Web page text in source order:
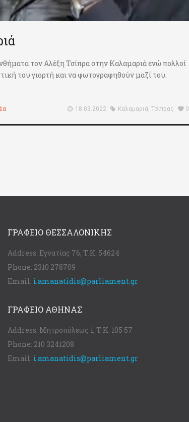
τον Αλέξη Τσίπρα στην Καλαμαριά ενώ πολλοί
του γιορτή και να φωτογραφηθούν μαζί του.
18.03.2022 Καλαμαριά, Τσίπρας 0
ΓΡΑΦΕΊΟ ΘΕΣΣΑΛΟΝΊΚΗΣ
Address: Εγνατίας 76, Τ.Κ. 54624
Phone: 2310 278709
Email: i.amanatidis@parliament.gr
ΓΡΑΦΕΊΟ ΑΘΉΝΑΣ
Address: Μητροπόλεως 1, Τ.Κ. 105 57
Phone: 210 3241208
Email: i.amanatidis@parliament.gr